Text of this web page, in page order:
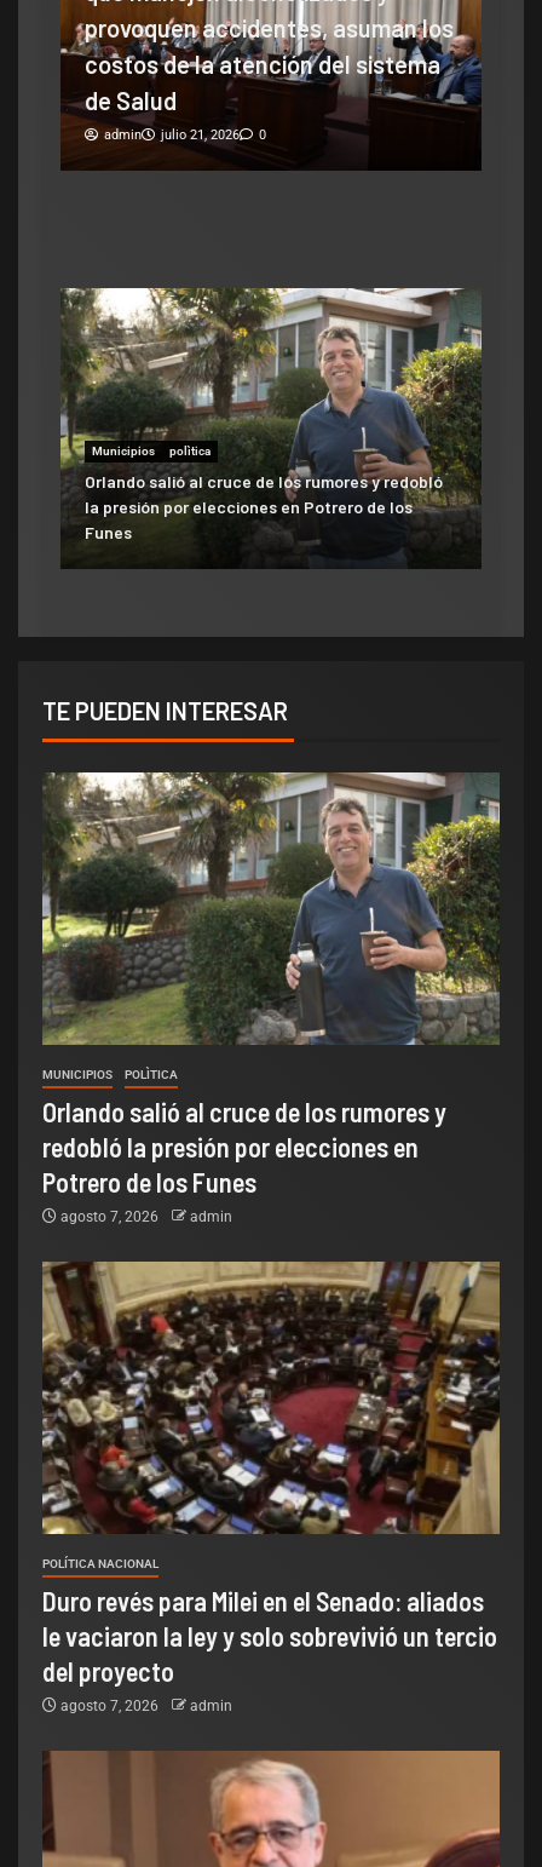
provoquen accidentes, asuman los
costos de la atención del sistema
de Salud
admin julio 21, 2026 0
Municipios polìtica
Orlando salió al cruce de los rumores y redobló
la presión por elecciones en Potrero de los
Funes
Municipios
ATE salió con los tapones de punta contra el
aumento del 10% que otorgó la Municipalidad:
«Consolida salarios de pobreza»
TE PUEDEN INTERESAR
MUNICIPIOS POLÌTICA
Orlando salió al cruce de los rumores y
redobló la presión por elecciones en
Potrero de los Funes
agosto 7, 2026 admin
POLÍTICA NACIONAL
Duro revés para Milei en el Senado: aliados
le vaciaron la ley y solo sobrevivió un tercio
del proyecto
agosto 7, 2026 admin